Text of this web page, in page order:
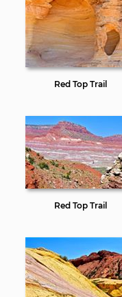
Red Top Trail
Red Top Trail